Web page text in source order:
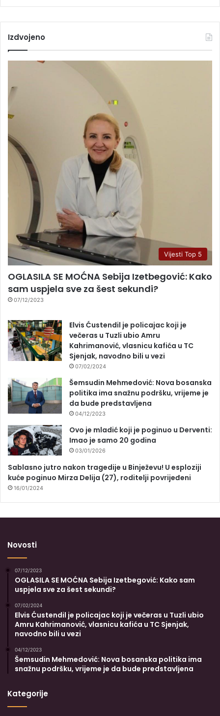
Izdvojeno
Vijesti Top 5
OGLASILA SE MOĆNA Sebija Izetbegović: Kako
sam uspjela sve za šest sekundi?
07/12/2023
Elvis Ćustendil je policajac koji je
večeras u Tuzli ubio Amru
Kahrimanović, vlasnicu kafića u TC
Sjenjak, navodno bili u vezi
07/02/2024
Šemsudin Mehmedović: Nova bosanska
politika ima snažnu podršku, vrijeme je
da bude predstavljena
04/12/2023
Ovo je mladić koji je poginuo u Derventi:
Imao je samo 20 godina
03/01/2026
Sablasno jutro nakon tragedije u Binježevu! U esploziji
kuće poginuo Mirza Delija (27), roditelji povrijeđeni
16/01/2024
Novosti
07/12/2023
OGLASILA SE MOĆNA Sebija Izetbegović: Kako sam
uspjela sve za šest sekundi?
07/02/2024
Elvis Ćustendil je policajac koji je večeras u Tuzli ubio
Amru Kahrimanović, vlasnicu kafića u TC Sjenjak,
navodno bili u vezi
04/12/2023
Šemsudin Mehmedović: Nova bosanska politika ima
snažnu podršku, vrijeme je da bude predstavljena
Kategorije